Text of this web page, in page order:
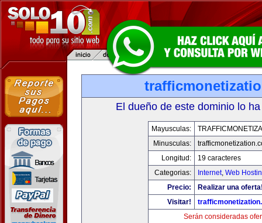
El dueño de este dominio lo
Mayusculas:
Minusculas:
Longitud:
19 caracteres
Categorias:
Internet, Web
Precio:
Realizar una
Visitar!
Serán consideradas